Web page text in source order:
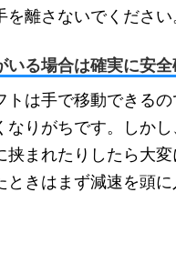
を離さないでください
いる場合は確実に安全
トは手で移動できる
なりがちです。しかし
挟まれたりしたら大
ときはまず減速を頭に